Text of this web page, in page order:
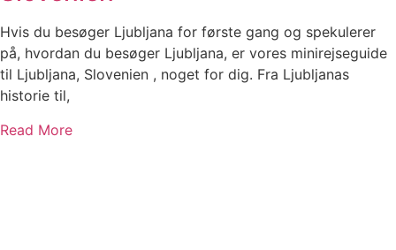
Hvis du besøger Ljubljana for første gang og spekulerer
på, hvordan du besøger Ljubljana, er vores minirejseguide
til Ljubljana, Slovenien , noget for dig. Fra Ljubljanas
historie til,
Read More